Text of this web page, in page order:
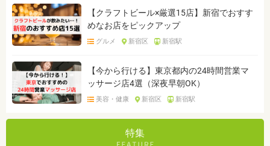
【クラフトビール×厳選15店】新宿でおすす
めなお店をピックアップ
グルメ 新宿区 新宿駅
【今から行ける】東京都内の24時間営業マ
ッサージ店4選（深夜早朝OK）
美容・健康 新宿区 新宿駅
特集